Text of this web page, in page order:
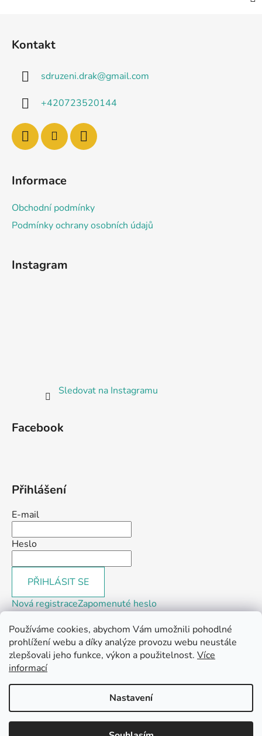
Používáme cookies, abychom Vám umožnili pohodlné
prohlížení webu a díky analýze provozu webu neustále
zlepšovali jeho funkce, výkon a použitelnost. Více
informací
Nastavení
Kontakt
sdruzeni.drak@gmail.com
+420723520144
Informace
Obchodní podmínky
Podmínky ochrany osobních údajů
Instagram
Sledovat na Instagramu
Facebook
Přihlášení
E-mail
Heslo
PŘIHLÁSIT SE
Nová registraceZapomenuté heslo
Webové stránky
Youtube Tik-Tok
Vytvořil Shoptet